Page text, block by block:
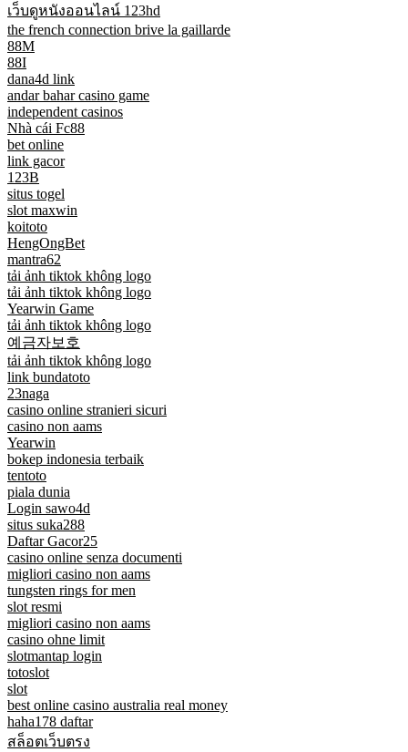
เว็บดูหนังออนไลน์ 123hd
the french connection brive la gaillarde
88M
88I
dana4d link
andar bahar casino game
independent casinos
Nhà cái Fc88
bet online
link gacor
123B
situs togel
slot maxwin
koitoto
HengOngBet
mantra62
tải ảnh tiktok không logo
tải ảnh tiktok không logo
Yearwin Game
tải ảnh tiktok không logo
예금자보호
tải ảnh tiktok không logo
link bundatoto
23naga
casino online stranieri sicuri
casino non aams
Yearwin
bokep indonesia terbaik
tentoto
piala dunia
Login sawo4d
situs suka288
Daftar Gacor25
casino online senza documenti
migliori casino non aams
tungsten rings for men
slot resmi
migliori casino non aams
casino ohne limit
slotmantap login
totoslot
slot
best online casino australia real money
haha178 daftar
สล็อตเว็บตรง